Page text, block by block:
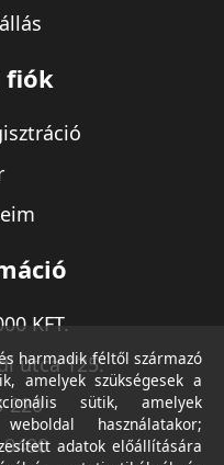
fiók
KFT.
utca 125.
220
harmadik féltől származó
amelyek szükségesek a
sütik, amelyek
használatakor;
adatok előállítására